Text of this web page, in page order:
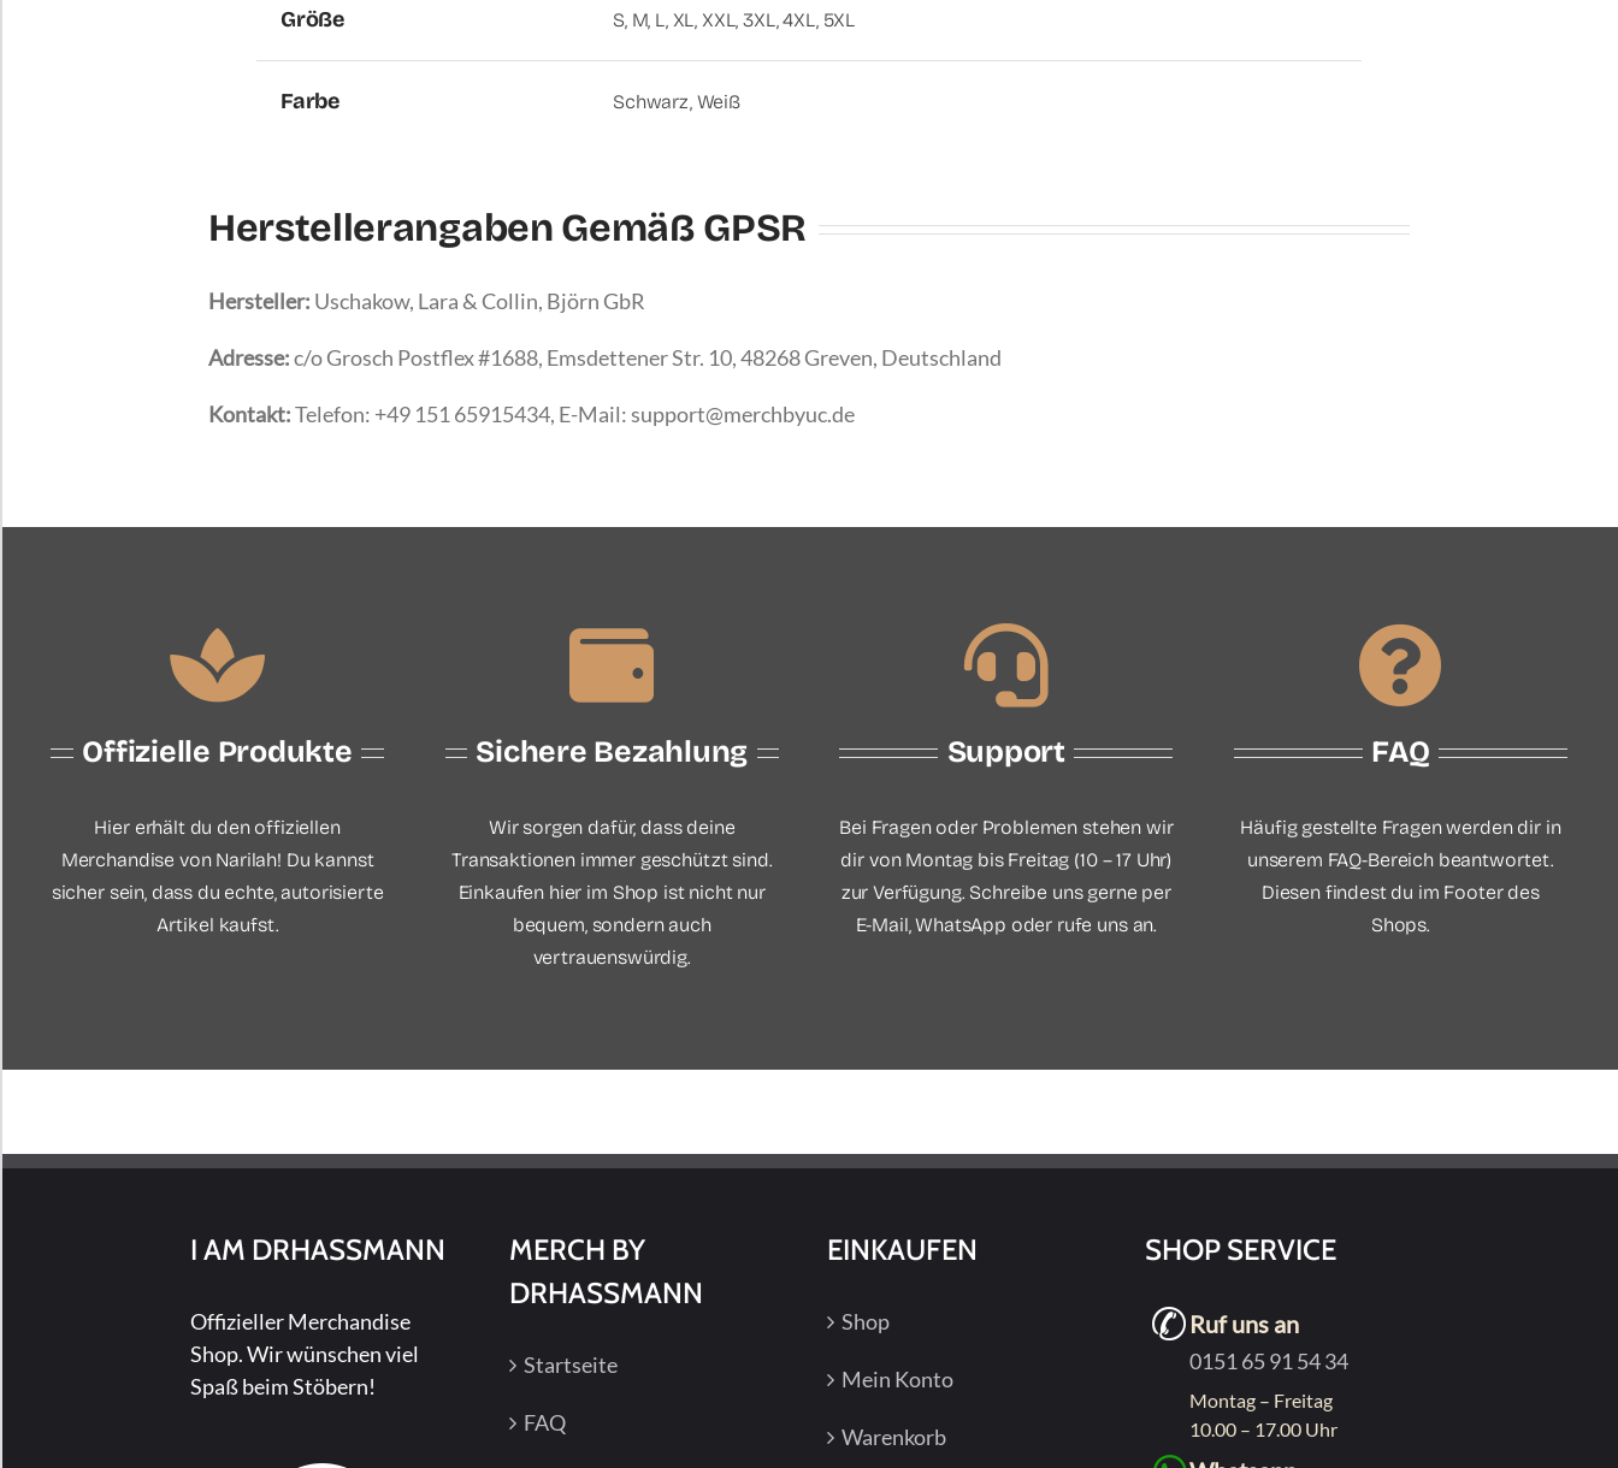
Größe S, M, L, XL, XXL, 3XL, 4XL, 5XL
Farbe Schwarz, Weiß
Herstellerangaben Gemäß GPSR
Hersteller: Uschakow, Lara & Collin, Björn GbR
Adresse:c/o Grosch Postflex #1688, Emsdettener Str. 10, 48268 Greven, Deutschland
Kontakt:Telefon: +49 151 65915434, E-Mail: support@merchbyuc.de
Offizielle Produkte
Hier erhält du den offiziellen
Merchandise von Narilah! Du kannst
sicher sein, dass du echte, autorisierte
Artikel kaufst.
Sichere Bezahlung
Wir sorgen dafür, dass deine
Transaktionen immer geschützt sind.
Einkaufen hier im Shop ist nicht nur
bequem, sondern auch
vertrauenswürdig.
Support
Bei Fragen oder Problemen stehen wir
dir von Montag bis Freitag (10 – 17 Uhr)
zur Verfügung. Schreibe uns gerne per
E-Mail, WhatsApp oder rufe uns an.
FAQ
Häufig gestellte Fragen werden dir in
unserem FAQ-Bereich beantwortet.
Diesen findest du im Footer des
Shops.
I AM DRHASSMANN
Offizieller Merchandise
Shop. Wir wünschen viel
Spaß beim Stöbern!
MERCH BY
DRHASSMANN
Startseite
FAQ
EINKAUFEN
Shop
Mein Konto
Warenkorb
SHOP SERVICE
Ruf uns an
0151 65 91 54 34
Montag – Freitag
10.00 – 17.00 Uhr